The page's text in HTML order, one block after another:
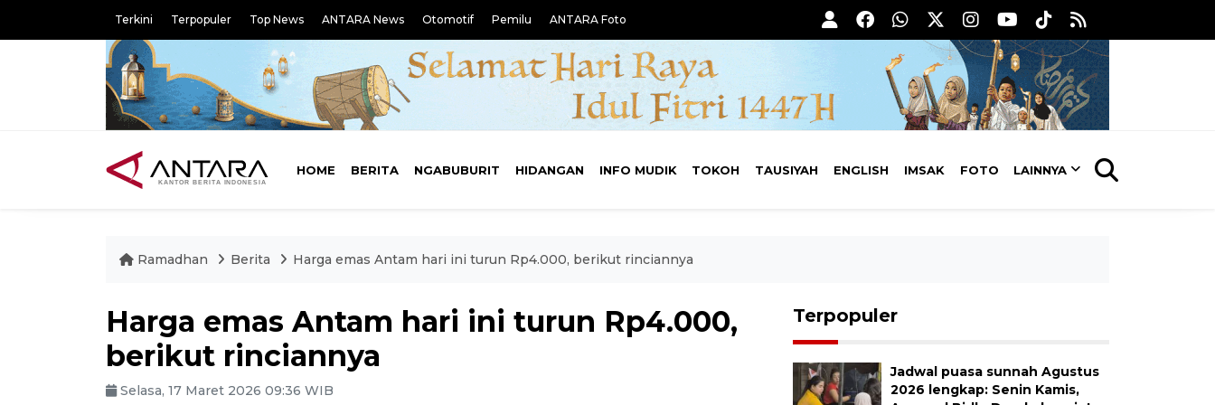
Terkini Terpopuler Top News ANTARA News Otomotif Pemilu ANTARA Foto
HOME BERITA NGABUBURIT HIDANGAN INFO MUDIK TOKOH TAUSIYAH ENGLISH IMSAK FOTO LAINNYA
Ramadhan Berita Harga emas Antam hari ini turun Rp4.000, berikut rinciannya
Harga emas Antam hari ini turun Rp4.000,
berikut rinciannya
Selasa, 17 Maret 2026 09:36 WIB
Terpopuler
Jadwal puasa sunnah Agustus
2026 lengkap: Senin Kamis,